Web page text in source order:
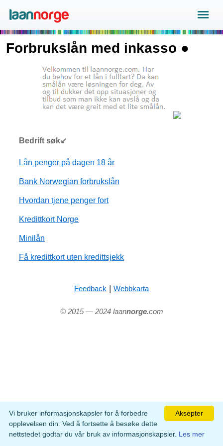
Forbrukslån med inkasso ●
Bedrift søk↙
Lån penger på dagen 18 år
Bank Norwegian forbrukslån
Hvordan tjene penger fort
Kredittkort Norge
Minilån
Få kredittkort uten kredittsjekk
Feedback | Webbkarta
© 2015 — 2024 laannorge.com
Aksepter
Vi bruker informasjonskapsler for å forbedre
opplevelsen din. Ved å fortsette å besøke dette
nettstedet godtar du vår bruk av informasjonskapsler. Les mer